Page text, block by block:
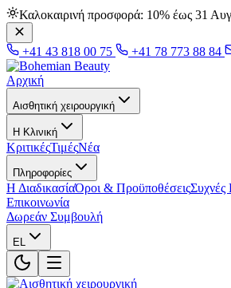
Καλοκαιρινή προσφορά: 10% έως 31
+41 43 818 00 75 +41 78 773 88 84
Αρχική
Αισθητική χειρουργική
Η Κλινική
ΚριτικέςΤιμέςΝέα
Πληροφορίες
Η ΔιαδικασίαΌροι & ΠροϋποθέσειςΣυχνές
Επικοινωνία
Δωρεάν Συμβουλή
EL